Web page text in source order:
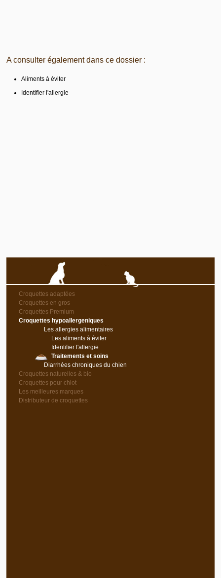
A consulter également dans ce dossier :
Aliments à éviter
Identifier l'allergie
Croquettes adaptées
Croquettes en gros
Croquettes Premium
Croquettes hypoallergeniques
Les allergies alimentaires
Les aliments à éviter
Identifier l'allergie
Traitements et soins
Diarrhées chroniques du chien
Croquettes naturelles & bio
Croquettes pour chiot
Les meilleures marques
Distributeur de croquettes